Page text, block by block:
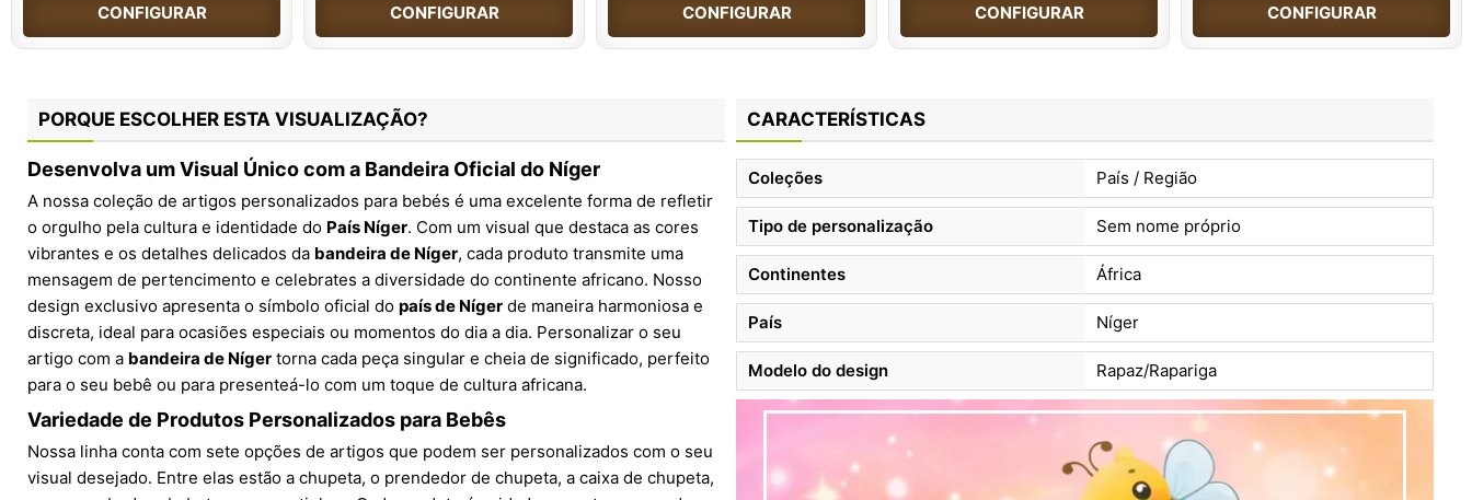
CONFIGURAR CONFIGURAR CONFIGURAR CONFIGURAR CONFIGURAR
PORQUE ESCOLHER ESTA VISUALIZAÇÃO?
Desenvolva um Visual Único com a Bandeira Oficial do Níger
A nossa coleção de artigos personalizados para bebés é uma excelente forma de refletir
o orgulho pela cultura e identidade do País Níger. Com um visual que destaca as cores
vibrantes e os detalhes delicados da bandeira de Níger, cada produto transmite uma
mensagem de pertencimento e celebrates a diversidade do continente africano. Nosso
design exclusivo apresenta o símbolo oficial do país de Níger de maneira harmoniosa e
discreta, ideal para ocasiões especiais ou momentos do dia a dia. Personalizar o seu
artigo com a bandeira de Níger torna cada peça singular e cheia de significado, perfeito
para o seu bebê ou para presenteá-lo com um toque de cultura africana.
Variedade de Produtos Personalizados para Bebês
Nossa linha conta com sete opções de artigos que podem ser personalizados com o seu
visual desejado. Entre elas estão a chupeta, o prendedor de chupeta, a caixa de chupeta,
CARACTERÍSTICAS
Coleções País / Região
Tipo de personalização Sem nome próprio
Continentes África
País Níger
Modelo do design Rapaz/Rapariga